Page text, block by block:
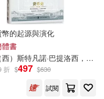
編(66)
幣的起源與演化
體書
（西）斯特凡諾·巴提洛西，（意）尤瑟夫·卡西斯，（日）矢后和彥（
折 $497 $630
試閱